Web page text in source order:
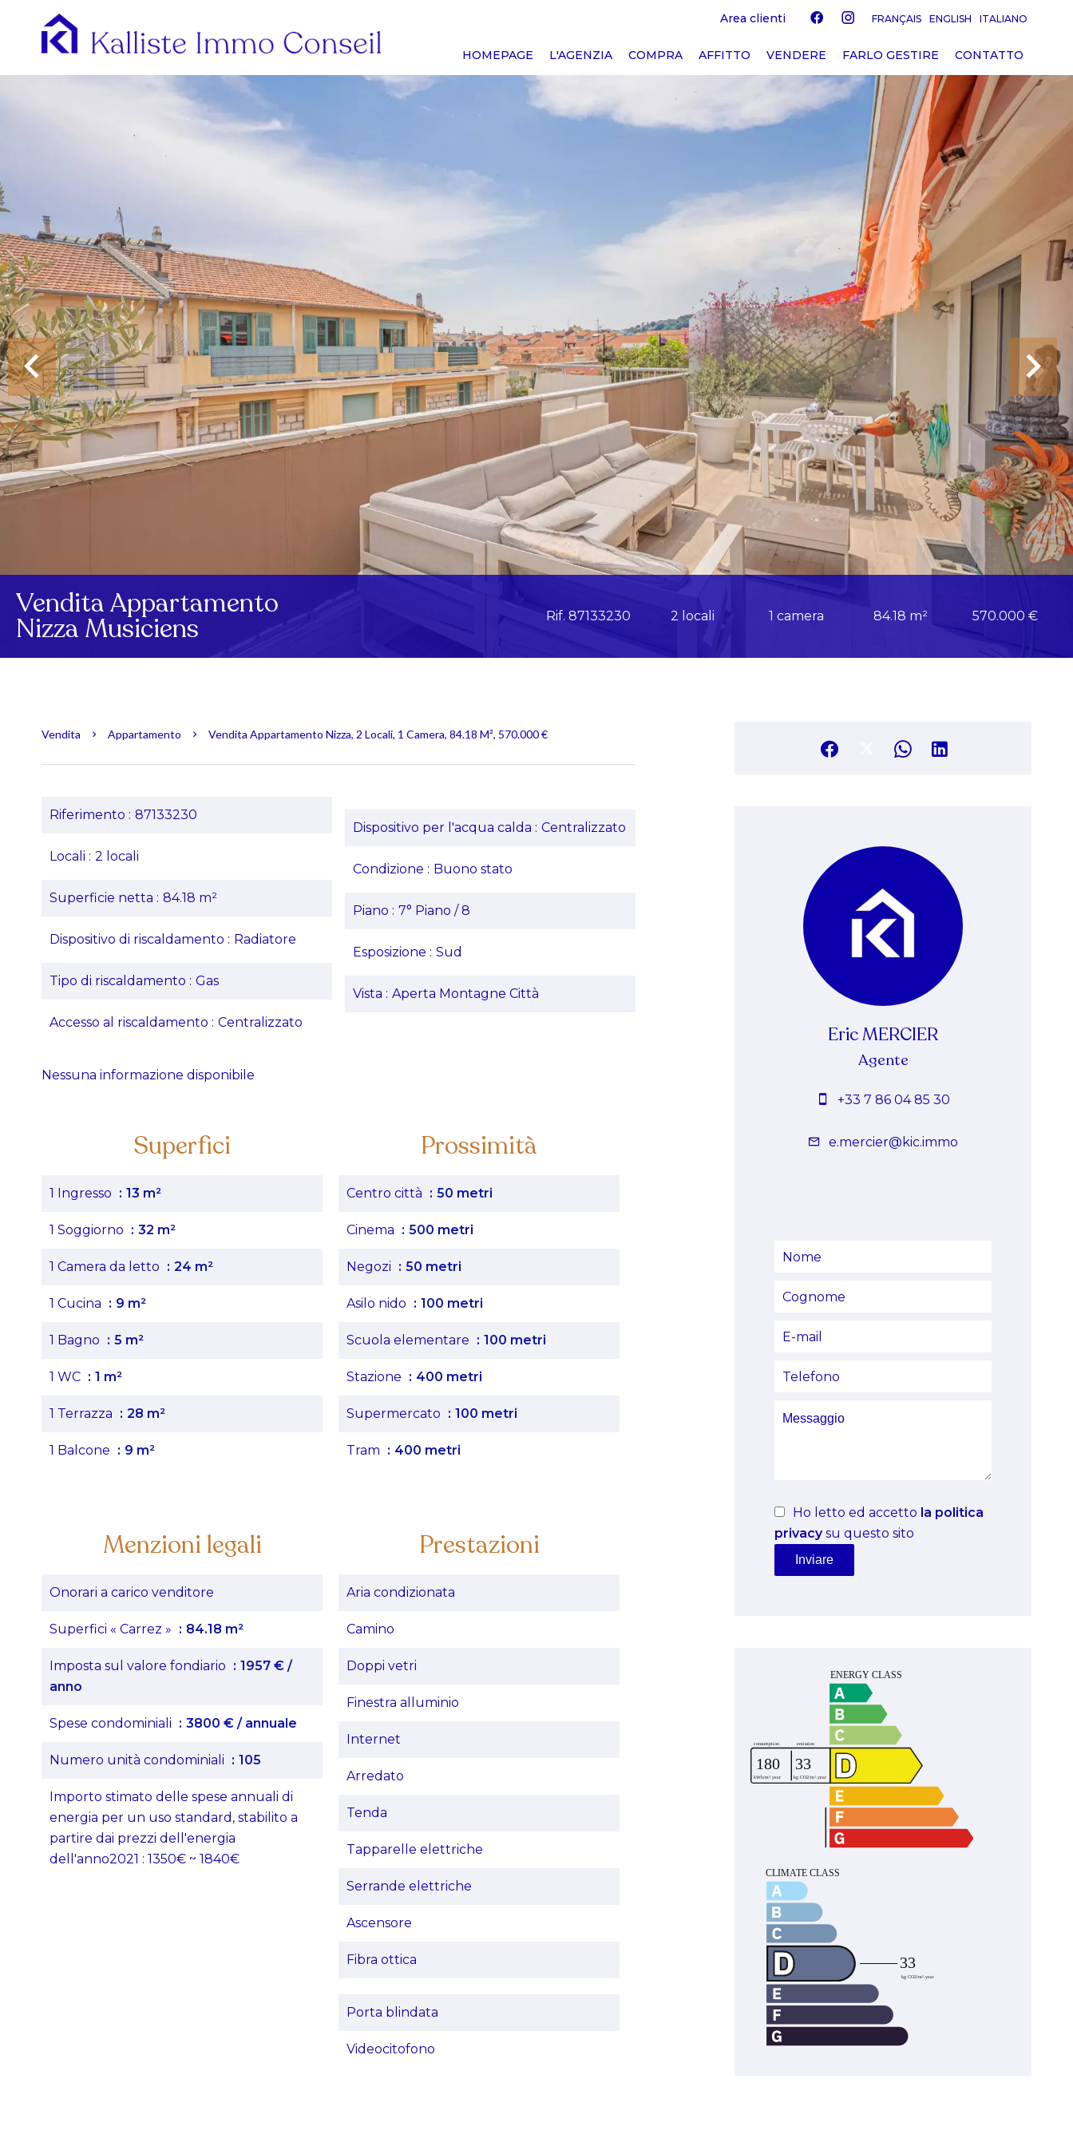
Area clienti FRANÇAIS ENGLISH ITALIANO
HOMEPAGE L'AGENZIA COMPRA AFFITTO VENDERE FARLO GESTIRE CONTATTO
Vendita Appartamento
Nizza Musiciens Rif. 87133230 2 locali 1 camera 84.18 m² 570.000 €
Vendita Appartamento Vendita Appartamento Nizza, 2 Locali, 1 Camera, 84.18 M², 570.000 €
Riferimento 87133230
Locali 2 locali
Superficie netta 84.18 m²
Dispositivo di riscaldamento Radiatore
Tipo di riscaldamento Gas
Accesso al riscaldamento Centralizzato
Dispositivo per l'acqua calda Centralizzato
Condizione Buono stato
Piano 7° Piano / 8
Esposizione Sud
Vista Aperta Montagne Città
Nessuna informazione disponibile
Superfici
1 Ingresso 13 m²
1 Soggiorno 32 m²
1 Camera da letto 24 m²
1 Cucina 9 m²
1 Bagno 5 m²
1 WC 1 m²
1 Terrazza 28 m²
1 Balcone 9 m²
Prossimità
Centro città 50 metri
Cinema 500 metri
Negozi 50 metri
Asilo nido 100 metri
Scuola elementare 100 metri
Stazione 400 metri
Supermercato 100 metri
Tram 400 metri
Menzioni legali
Onorari a carico venditore
Superfici « Carrez » 84.18 m²
Imposta sul valore fondiario
1957 € /
anno
Spese condominiali 3800 € / annuale
Numero unità condominiali 105
Importo stimato delle spese annuali di
energia per un uso standard, stabilito a
partire dai prezzi dell'energia
dell'anno2021 : 1350€ ~ 1840€
Prestazioni
Aria condizionata
Camino
Doppi vetri
Finestra alluminio
Internet
Arredato
Tenda
Tapparelle elettriche
Serrande elettriche
Ascensore
Fibra ottica
Porta blindata
Videocitofono
Eric MERCIER
Agente
+33 7 86 04 85 30
e.mercier@kic.immo
Ho letto ed accetto la politica
privacysu questo sito
Inviare